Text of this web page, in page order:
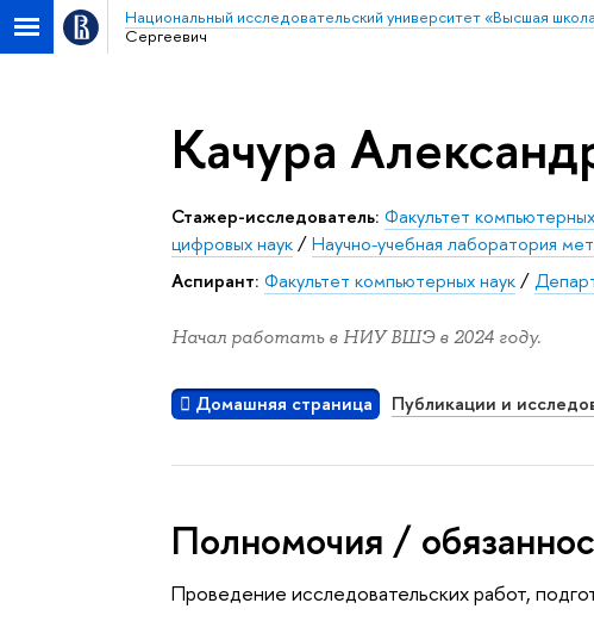
Национальный исследовательский университет «Высшая
Сергеевич
Качура
Стажер-исследователь: Факультет
цифровых наук/Научно-учебная лаборатория
Аспирант: Факультет компьютерных наук/
Начал работать в НИУ ВШЭ в 2024 году.
Домашняя страница Публикации и
Полномочия /
Проведение исследовательских работ,